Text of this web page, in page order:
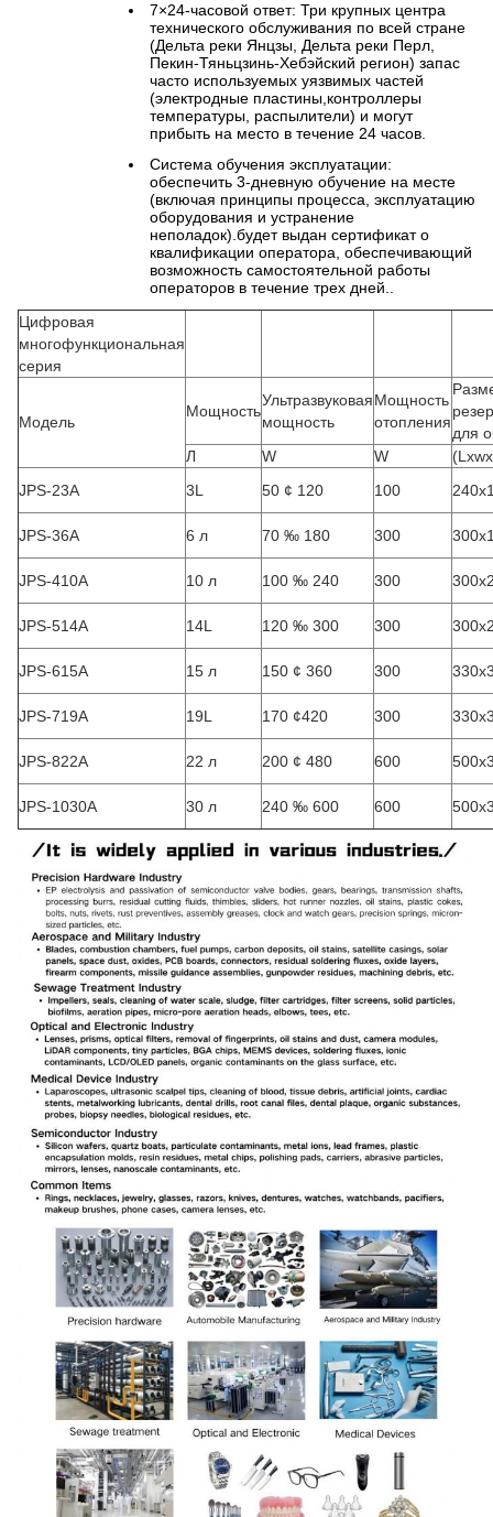
7×24-часовой ответ: Три крупных центра
технического обслуживания по всей стране
(Дельта реки Янцзы, Дельта реки Перл,
Пекин-Тяньцзинь-Хебэйский регион) запас
часто используемых уязвимых частей
(электродные пластины,контроллеры
температуры, распылители) и могут
прибыть на место в течение 24 часов.
Система обучения эксплуатации:
обеспечить 3-дневную обучение на месте
(включая принципы процесса, эксплуатацию
оборудования и устранение
неполадок).будет выдан сертификат о
квалификации оператора, обеспечивающий
возможность самостоятельной работы
операторов в течение трех дней..
Цифровая
многофункциональная
серия
Модель
Мощность
Ультразвуковая
мощность
Мощность
отопления
для
Л
W W
JPS-23A
3L 50 ¢ 120 100
JPS-36A 6 л 70 ‰ 180 300
JPS-410A 10 л 100 ‰ 240 300
JPS-514A 14L 120 ‰ 300 300
JPS-615A 15 л 150 ¢ 360 300
JPS-719A 19L 170 ¢420 300
JPS-822A 22 л 200 ¢ 480 600
JPS-1030A 30 л 240 ‰ 600 600